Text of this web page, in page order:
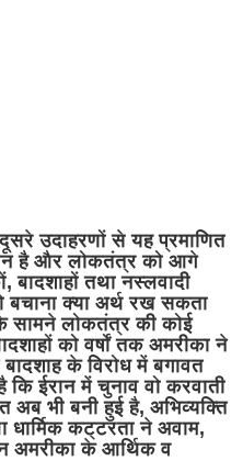
उदाहरणों से यह प्रमाणित
है और लोकतंत्र को आगे
तथा नस्लवादी
क्या अर्थ रख सकता
सामने लोकतंत्र की कोई
को वर्षों तक अमरीका ने
के विरोध में बगावत
ईरान में चुनाव वो करवाती
भी बनी हुई है, अभिव्यक्ति
कट्टरता ने अवाम,
अमरीका के आर्थिक व